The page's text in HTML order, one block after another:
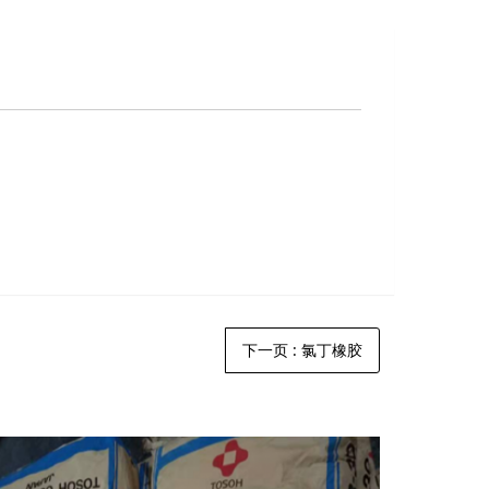
下一页 : 氯丁橡胶